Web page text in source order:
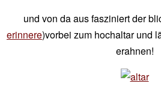
und von da aus fasziniert der
erinnere)vorbei zum hochaltar und
erahnen!